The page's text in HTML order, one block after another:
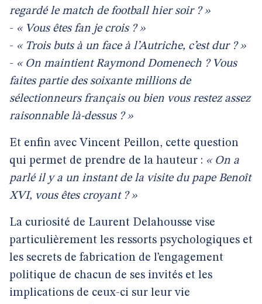
regardé le match de football hier soir ? »
- « Vous êtes fan je crois ? »
- « Trois buts à un face à l’Autriche, c’est dur ? »
- « On maintient Raymond Domenech ? Vous
faites partie des soixante millions de
sélectionneurs français ou bien vous restez assez
raisonnable là-dessus ? »
Et enfin avec Vincent Peillon, cette question
qui permet de prendre de la hauteur : « On a
parlé il y a un instant de la visite du pape Benoît
XVI, vous êtes croyant ? »
La curiosité de Laurent Delahousse vise
particulièrement les ressorts psychologiques et
les secrets de fabrication de l’engagement
politique de chacun de ses invités et les
implications de ceux-ci sur leur vie